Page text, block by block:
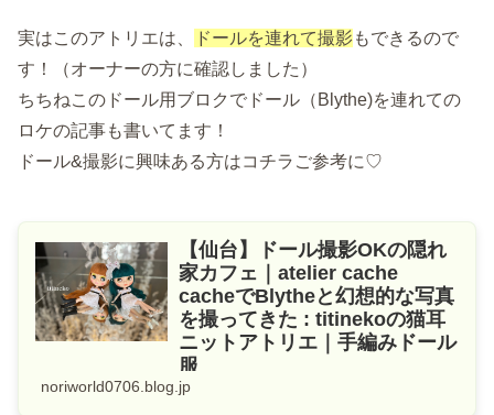
実はこのアトリエは、 ドールを連れて撮影 もできるので
す！（オーナーの方に確認しました）
ちちねこのドール用ブロクでドール（Blythe)を連れての
ロケの記事も書いてます！
ドール&撮影に興味ある方はコチラご参考に♡
【仙台】ドール撮影OKの隠れ
家カフェ｜atelier cache
cacheでBlytheと幻想的な写真
を撮ってきた : titinekoの猫耳
ニットアトリエ｜手編みドール
服
仙台若林区のatelier cache cache（アトリエ カシュカシ
noriworld0706.blog.jp